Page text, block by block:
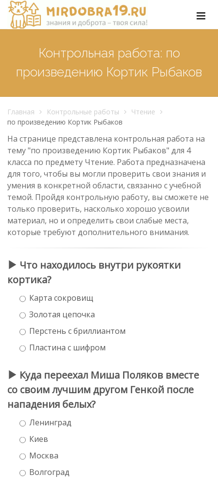
Контрольная работа: по
произведению Кортик Рыбаков
Главная Контрольные работы
Чтение
по произведению Кортик Рыбаков
На странице представлена контрольная работа на
тему "по произведению Кортик Рыбаков" для 4
класса по предмету Чтение. Работа предназначена
для того, чтобы вы могли проверить свои знания и
умения в конкретной области, связанно с учебной
темой. Пройдя контрольную работу, вы сможете не
только проверить, насколько хорошо усвоили
материал, но и определить свои слабые места,
которые требуют дополнительного внимания.
Что находилось внутри рукоятки
кортика?
Карта сокровищ
Золотая цепочка
Перстень с бриллиантом
Пластина с шифром
Куда переехал Миша Поляков вместе
со своим лучшим другом Генкой после
нападения белых?
Ленинград
Киев
Москва
Волгоград